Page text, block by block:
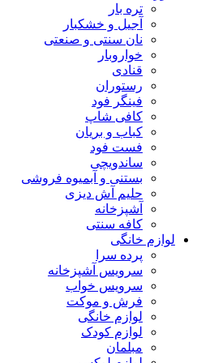
تره بار
آجیل و خشکبار
نان سنتی و صنعتی
خواروبار
قنادی
رستوران
فینگر فود
کافی شاپ
کباب و بریان
فست فود
ساندویچی
بستنی و آبمیوه فروشی
حلیم آش دیزی
آشپزخانه
کافه سنتی
لوازم خانگی
پرده سرا
سرویس آشپزخانه
سرویس خواب
فرش و موکت
لوازم خانگی
لوازم کودک
مبلمان